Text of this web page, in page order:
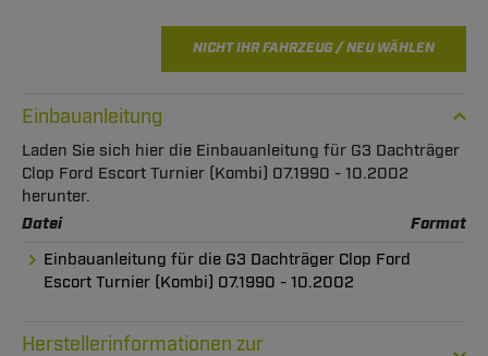
NICHT IHR FAHRZEUG / NEU WÄHLEN
Einbauanleitung
Laden Sie sich hier die Einbauanleitung für G3 Dachträger
Clop Ford Escort Turnier (Kombi) 07.1990 - 10.2002
herunter.
Datei Format
Einbauanleitung für die G3 Dachträger Clop Ford
Escort Turnier (Kombi) 07.1990 - 10.2002
Herstellerinformationen zur